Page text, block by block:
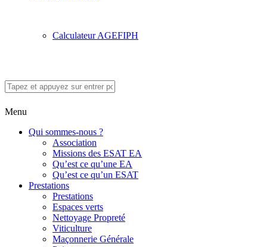
Calculateur AGEFIPH
Menu
Qui sommes-nous ?
Association
Missions des ESAT EA
Qu’est ce qu’une EA
Qu’est ce qu’un ESAT
Prestations
Prestations
Espaces verts
Nettoyage Propreté
Viticulture
Maçonnerie Générale